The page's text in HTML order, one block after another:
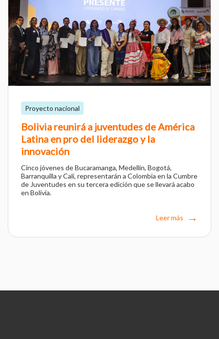
Proyecto nacional
Bolivia reunirá a juventudes de América
Latina en pro del liderazgo y la
innovación
Cinco jóvenes de Bucaramanga, Medellín, Bogotá,
Barranquilla y Cali, representarán a Colombia en la Cumbre
de Juventudes en su tercera edición que se llevará acabo
en Bolivia.
Leer más